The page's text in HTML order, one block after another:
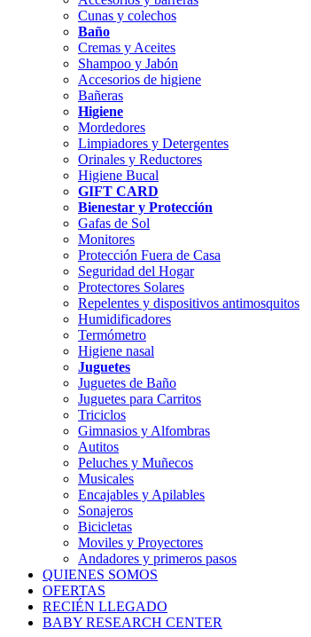
Cunas y colechos
Baño
Cremas y Aceites
Shampoo y Jabón
Accesorios de higiene
Bañeras
Higiene
Mordedores
Limpiadores y Detergentes
Orinales y Reductores
Higiene Bucal
GIFT CARD
Bienestar y Protección
Gafas de Sol
Monitores
Protección Fuera de Casa
Seguridad del Hogar
Protectores Solares
Repelentes y dispositivos antimosquitos
Humidificadores
Termómetro
Higiene nasal
Juguetes
Juguetes de Baño
Juguetes para Carritos
Triciclos
Gimnasios y Alfombras
Autitos
Peluches y Muñecos
Musicales
Encajables y Apilables
Sonajeros
Bicicletas
Moviles y Proyectores
Andadores y primeros pasos
QUIENES SOMOS
OFERTAS
RECIÉN LLEGADO
BABY RESEARCH CENTER